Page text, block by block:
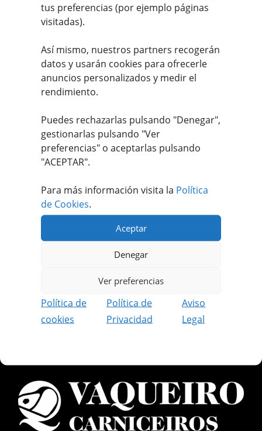
tus preferencias (por ejemplo páginas
visitadas).
Así mismo, nuestros partners recogerán
datos y usarán cookies para ofrecerle
anuncios personalizados y medir el
rendimiento.
Puedes rechazarlas pulsando "Denegar",
gestionarlas pulsando "Ver
preferencias" o aceptarlas pulsando
"ACEPTAR".
Para más información visita la Política
de Cookies.
Aceptar
Denegar
Ver preferencias
Política de
cookies
Política de
Privacidad
Aviso
Legal
Morcillo de Ternera Suprema (400g. – 600g.)
6,95
Valorado
con 4.00
de 5
Apúntate a nuestro #MEATFANCLUB
Recibe ofertas únicas y exclusivas.
Además podrás disfrutar de contenido
REGISTRARME GRATIS